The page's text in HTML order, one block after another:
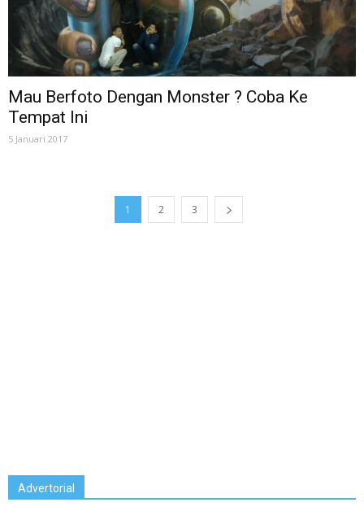
Mau Berfoto Dengan Monster ? Coba Ke
Tempat Ini
5 Januari 2017
1 2 3
Advertorial